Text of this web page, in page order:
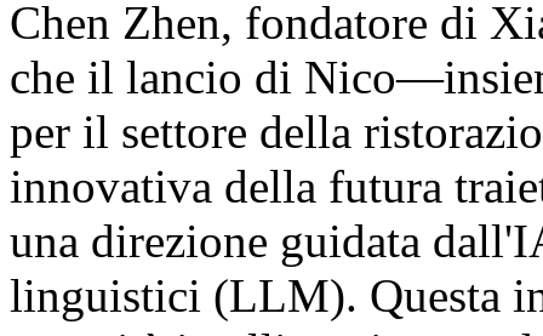
Chen Zhen, fondatore di
che il lancio di
per il settore della
innovativa della futura
una direzione guidata
linguistici (LLM). Questa